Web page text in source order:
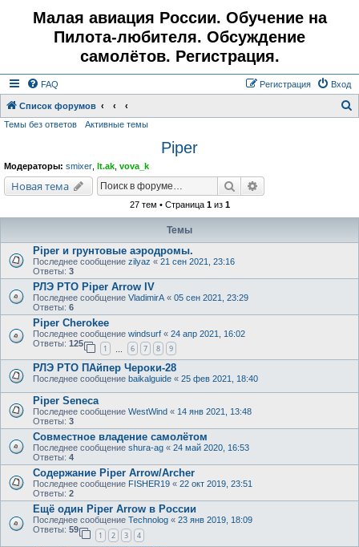
Малая авиация России. Обучение на
Пилота-любителя. Обсуждение
самолётов. Регистрация.
FAQ Вход
Регистрация
Список форумов
Темы без ответов Активные темы
Piper
Модераторы: smixer lt.ak vova_k
Новая тема Поиск
27 тем • Страница 1из 1
Темы
Piper и грунтовые аэродромы.
Последнее сообщение zilyaz « 21 сен 2021, 23:16
Ответы: 3
РЛЭ РТО Piper Arrow IV
Последнее сообщение VladimirA « 05 сен 2021, 23:29
Ответы: 6
Piper Cherokee
Последнее сообщение windsurf « 24 апр 2021, 16:02
Ответы: 125
1 6 7 8 9
РЛЭ РТО ПАйпер Чероки-28
Последнее сообщение baikalguide « 25 фев 2021, 18:40
Piper Seneca
Последнее сообщение WestWind « 14 янв 2021, 13:48
Ответы: 3
Совместное владение самолётом
Последнее сообщение shura-ag « 24 май 2020, 16:53
Ответы: 4
Содержание Piper Arrow/Archer
Последнее сообщение FISHER19 « 22 окт 2019, 23:51
Ответы: 2
Ещё один Piper Arrow в России
Последнее сообщение Technolog « 23 янв 2019, 18:09
Ответы: 59
1 2 3 4